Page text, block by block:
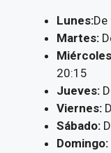
Lunes:
Martes:
20:15
Jueves:
Viernes:
Sábado:
Domingo: